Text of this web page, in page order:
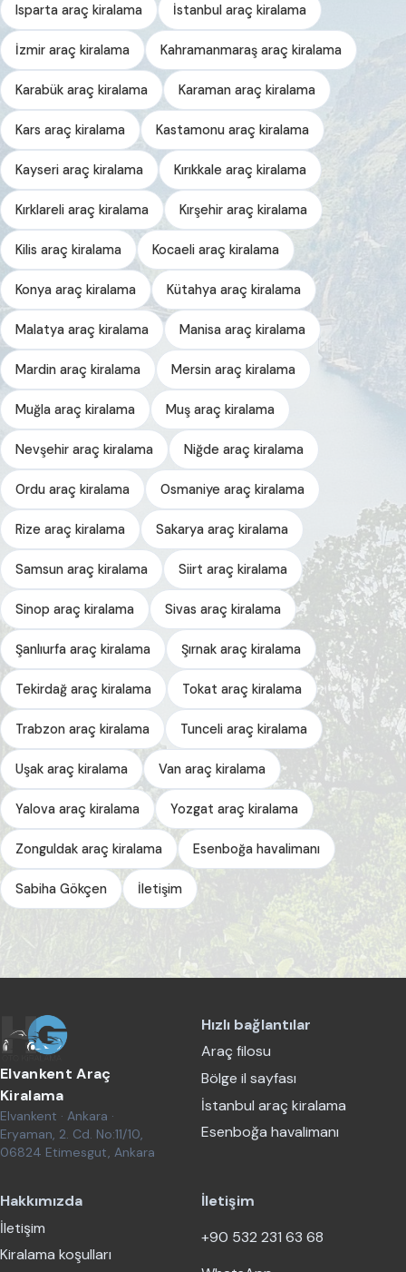
Isparta araç kiralama İstanbul araç kiralama
İzmir araç kiralama Kahramanmaraş araç kiralama
Karabük araç kiralama Karaman araç kiralama
Kars araç kiralama Kastamonu araç kiralama
Kayseri araç kiralama Kırıkkale araç kiralama
Kırklareli araç kiralama Kırşehir araç kiralama
Kilis araç kiralama Kocaeli araç kiralama
Konya araç kiralama Kütahya araç kiralama
Malatya araç kiralama Manisa araç kiralama
Mardin araç kiralama Mersin araç kiralama
Muğla araç kiralama Muş araç kiralama
Nevşehir araç kiralama Niğde araç kiralama
Ordu araç kiralama Osmaniye araç kiralama
Rize araç kiralama Sakarya araç kiralama
Samsun araç kiralama Siirt araç kiralama
Sinop araç kiralama Sivas araç kiralama
Şanlıurfa araç kiralama Şırnak araç kiralama
Tekirdağ araç kiralama Tokat araç kiralama
Trabzon araç kiralama Tunceli araç kiralama
Uşak araç kiralama Van araç kiralama
Yalova araç kiralama Yozgat araç kiralama
Zonguldak araç kiralama Esenboğa havalimanı
Sabiha Gökçen İletişim
Elvankent Araç
Kiralama
Elvankent · Ankara ·
Eryaman, 2. Cd. No:11/10,
06824 Etimesgut, Ankara
Hızlı bağlantılar
Araç filosu
Bölge il sayfası
İstanbul araç kiralama
Esenboğa havalimanı
Hakkımızda
İletişim
Kiralama koşulları
İletişim
+90 532 231 63 68